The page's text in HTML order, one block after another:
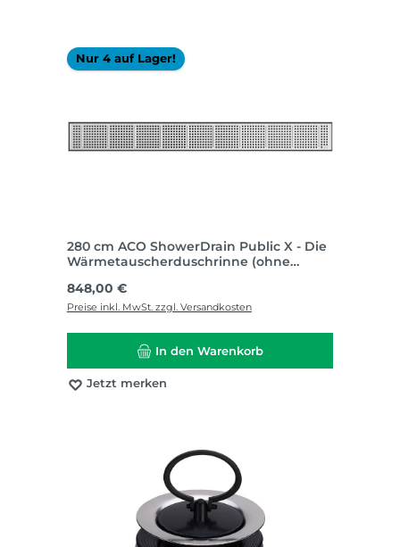
Nur 4 auf Lager!
280 cm ACO ShowerDrain Public X - Die
Wärmetauscherduschrinne (ohne
Regulärer Preis:
848,00 €
Preise inkl. MwSt. zzgl. Versandkosten
In den Warenkorb
Jetzt merken